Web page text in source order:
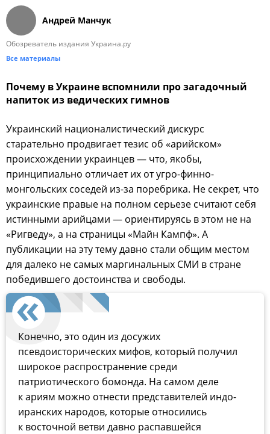
Андрей Манчук
Обозреватель издания Украина.ру
Все материалы
Почему в Украине вспомнили про загадочный
напиток из ведических гимнов
Украинский националистический дискурс
старательно продвигает тезис об «арийском»
происхождении украинцев — что, якобы,
принципиально отличает их от угро-финно-
монгольских соседей из-за поребрика. Не секрет, что
украинские правые на полном серьезе считают себя
истинными арийцами — ориентируясь в этом не на
«Ригведу», а на страницы «Майн Кампф». А
публикации на эту тему давно стали общим местом
для далеко не самых маргинальных СМИ в стране
победившего достоинства и свободы.
Конечно, это один из досужих
псевдоисторических мифов, который получил
широкое распространение среди
патриотического бомонда. На самом деле
к ариям можно отнести представителей индо-
иранских народов, которые относились
к восточной ветви давно распавшейся